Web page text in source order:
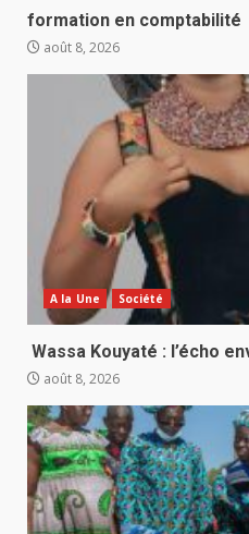
formation en comptabilité
août 8, 2026
A la Une Société
Wassa Kouyaté : l’écho
août 8, 2026